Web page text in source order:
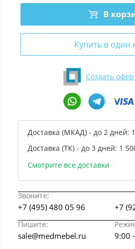
В
Купить в один
Создать
Доставка (МКАД) - до 2 дней:
Доставка (ТК) - до 3 дней: 1
Смотрите все доставки
Звоните:
+7 (495) 480 05 96 +7
Пишите:
sale@medmebel.ru 9:00